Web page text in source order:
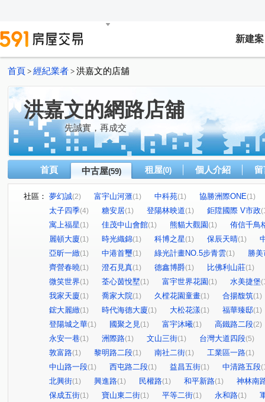
新建案
首頁 > 經紀業者 > 洪嘉文的店舖
洪嘉文的網路店舖
先誠實，再成交
首頁 中古屋(59) 租屋(0) 個人介紹
社區： 夢幻誠(2) 富宇山河滙(1) 中科苑(1) 協勝洲際ONE(1)
太子四季(4) 糖安居(1) 登陽林映道(1) 鉅陞國際 V市政
寓上福星(1) 佳茂中山會館(1) 熊貓大觀園(1)
侑信千鳥
麗頓大廈(1) 時光織錦(1) 科博之星(1) 保辰天晴(1)
亞昕一緻(1) 中港首璽(1) 綠光計畫NO.5步青雲(1)
勝
齊營春曉(1) 澄石見真(1) 德鑫博爵(1) 比佛利山莊(1)
微笑世界(1) 荃心茵悅墅(1) 富宇世界花園 (1) 水美捷堡
我家天廈(1) 喬家大院(1) 久樘花園童畫(1) 合揚馥筑(1)
鋐大麗緻(1) 時代海德大廈(1) 大松花漾(1) 福華臻邸(1)
登陽城之華(1) 國聚之見(1) 富宇沐曦(1) 高鐵路二段(2)
永安一巷(1) 洲際路(1) 文山三街(1) 台灣大道四段(5)
敦富路(1) 黎明路二段(1) 南社二街(1) 工業區一路(1)
中山路一段(1) 西屯路二段(1) 益昌五街(1) 中清路五段
北興街(1) 興進路(1) 民權路(1) 和平新路(1)
神林南
保成五街(1) 寶山東二街(1) 平等二街(1) 永和路(1)